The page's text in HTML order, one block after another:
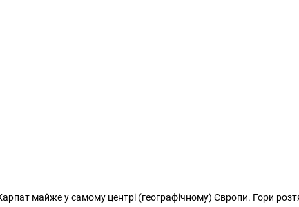
майже у самому центрі (географічному) Європи. Гори